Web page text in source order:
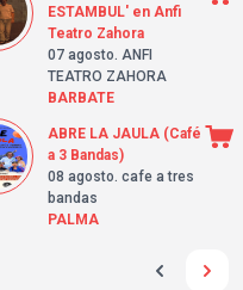
ESTAMBUL' en Anfi
Teatro Zahora
07 agosto. ANFI
TEATRO ZAHORA
BARBATE
ABRE LA JAULA (Café
a 3 Bandas)
08 agosto. cafe a tres
bandas
PALMA